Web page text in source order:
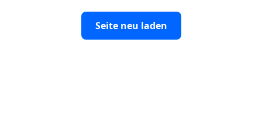
Seite neu laden